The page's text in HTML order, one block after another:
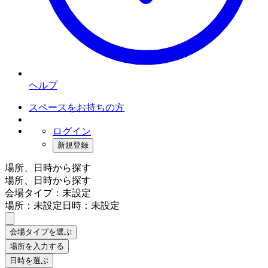
ヘルプ
スペースをお持ちの方
ログイン
新規登録
場所、日時から探す
場所、日時から探す
会場タイプ：未設定
場所：未設定日時：未設定
会場タイプを選ぶ
場所を入力する
日時を選ぶ